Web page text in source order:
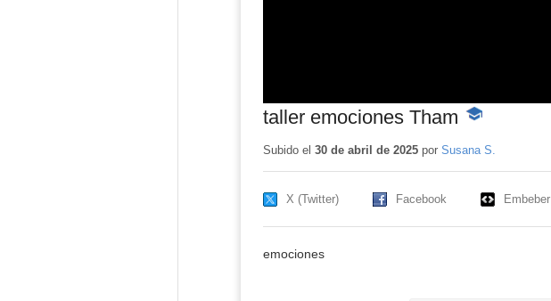
taller emociones Tham
-
educativo
Subido el 30 de abril de 2025por Susana S.
X (Twitter) Facebook Embeber
emociones